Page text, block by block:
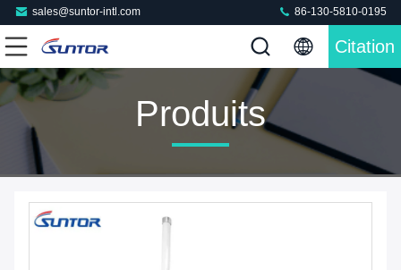
sales@suntor-intl.com 86-130-5810-0195
Citation
Produits